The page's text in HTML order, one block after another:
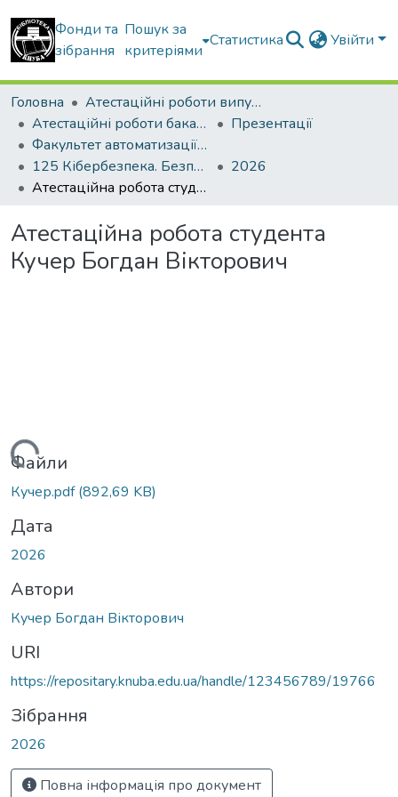
Фонди та
зібрання
Пошук за
критеріями
Статистика Увійти
Головна
Атестаційні роботи випускників
Атестаційні роботи бакалаврів
Презентації
Факультет автоматизації і інформаційних технологій
125 Кібербезпека. Безпека інформаційних і комунікаційних систем
2026
Атестаційна робота студента Кучер Богдан Вікторович
Атестаційна робота студента
Кучер Богдан Вікторович
Вантажиться...
Файли
Кучер.pdf(892,69 KB)
Дата
2026
Автори
Кучер Богдан Вікторович
URI
https://repositary.knuba.edu.ua/handle/123456789/19766
Зібрання
2026
Повна інформація про документ